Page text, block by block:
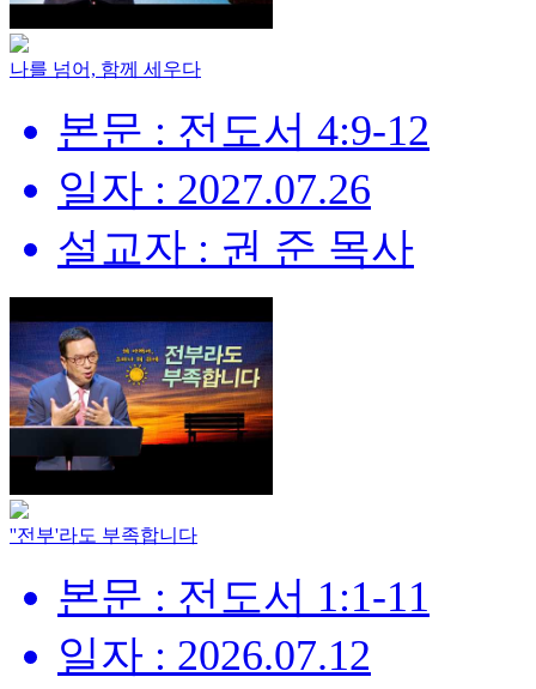
나를 넘어, 함께 세우다
본문 : 전도서 4:9-12
일자 : 2027.07.26
설교자 : 권 준 목사
''전부'라도 부족합니다
본문 : 전도서 1:1-11
일자 : 2026.07.12